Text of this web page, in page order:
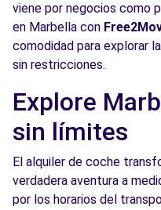
viene por negocios como
en Marbella con
comodidad para explorar
sin restricciones.
Explore
sin límites
El alquiler de coche
verdadera aventura a
por los horarios del